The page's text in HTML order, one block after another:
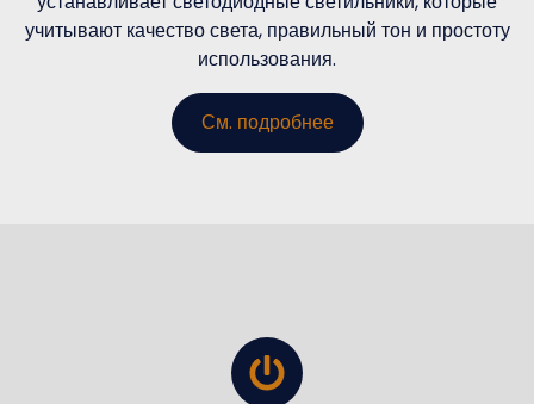
учитывают качество света, правильный тон и простоту
использования.
См. подробнее